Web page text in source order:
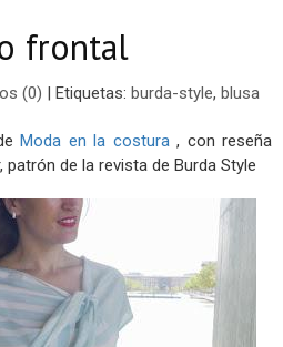
frontal
(0) | Etiquetas: burda-style, blusa
Moda en la costura , con reseña
de la revista de Burda Style